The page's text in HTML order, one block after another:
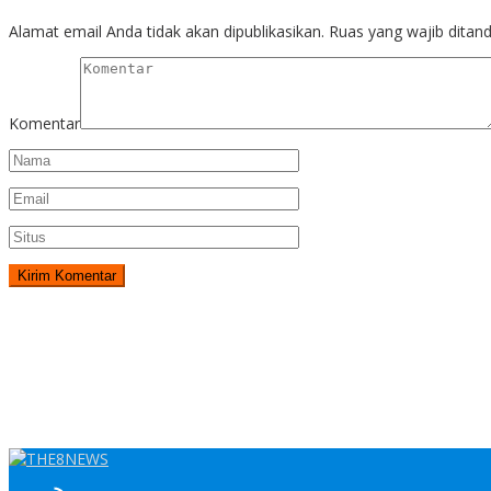
Alamat email Anda tidak akan dipublikasikan. Ruas yang wajib
Komentar